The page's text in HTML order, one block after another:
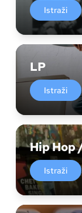
Istraži
LP
Istraži
Hip Hop
Istraži